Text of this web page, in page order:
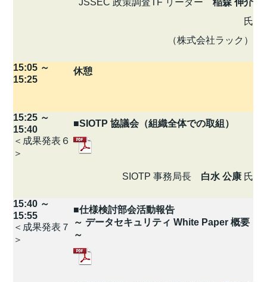
JSSEC 政策調査TF リーダー稲森 伸介
氏
（株式会社ラック）
15:05 ～
15:25
休憩
15:25 ～
15:40
＜成果発表６
＞
■SIOTP 協議会（組織全体での取組）
SIOTP 事務局長 白水 公康 氏
15:40 ～
15:55
＜成果発表７
＞
■仕様検討部会活動報告
～ データセキュリティ White Paper 概要
～